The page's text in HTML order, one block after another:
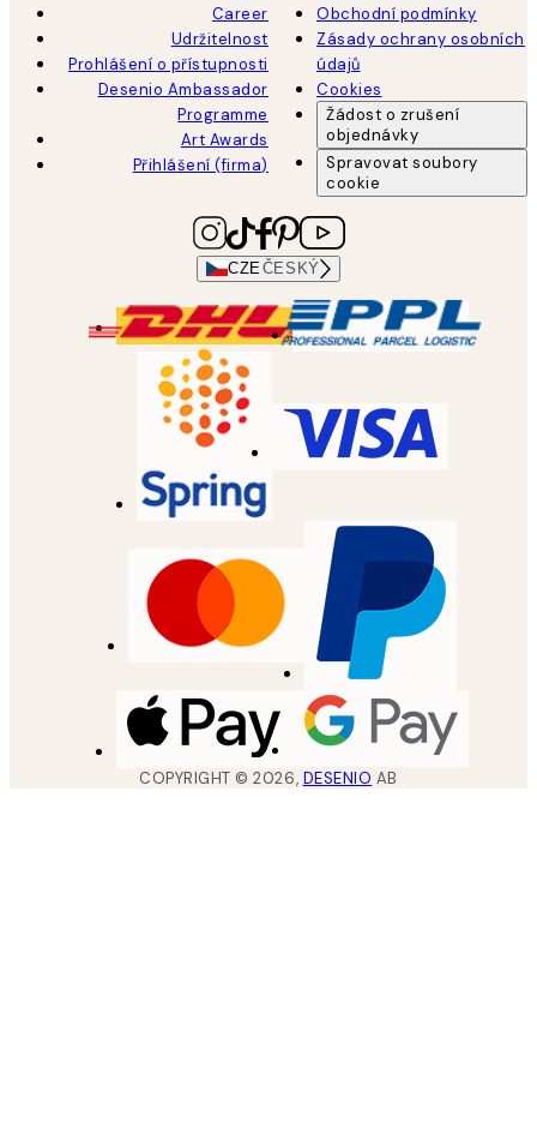
Career
Udržitelnost
Prohlášení o přístupnosti
Desenio Ambassador
Programme
Art Awards
Přihlášení (firma)
Obchodní podmínky
Zásady ochrany osobních
údajů
Cookies
Žádost o zrušení
objednávky
Spravovat soubory
cookie
CZEČESKÝ
COPYRIGHT ©2026, DESENIO AB